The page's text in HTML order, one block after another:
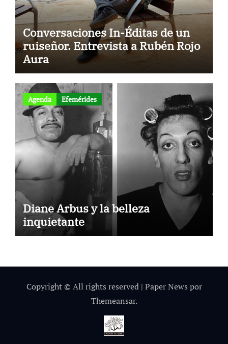
Conversaciones In-Éditas de un
ruiseñor. Entrevista a Rubén Rojo
Aura
Agenda Efemérides
Diane Arbus y la belleza
inquietante
Copyright © All rights reserved | Paper News por
Themeansar.